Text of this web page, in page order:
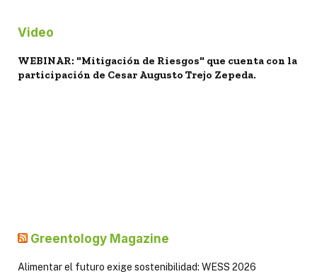
Video
WEBINAR: "Mitigación de Riesgos" que cuenta con la
participación de Cesar Augusto Trejo Zepeda.
Greentology Magazine
Alimentar el futuro exige sostenibilidad: WESS 2026